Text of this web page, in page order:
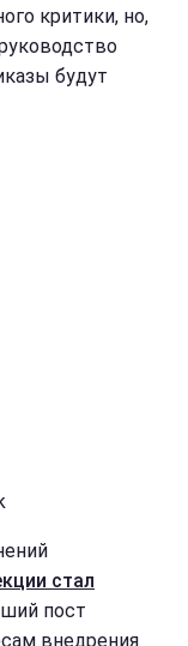
критики, но,
будут
стал
пост
внедрения